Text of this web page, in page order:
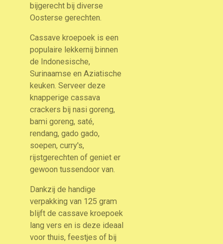
bijgerecht bij diverse
Oosterse gerechten.
Cassave kroepoek is een
populaire lekkernij binnen
de Indonesische,
Surinaamse en Aziatische
keuken. Serveer deze
knapperige cassava
crackers bij nasi goreng,
bami goreng, saté,
rendang, gado gado,
soepen, curry's,
rijstgerechten of geniet er
gewoon tussendoor van.
Dankzij de handige
verpakking van 125 gram
blijft de cassave kroepoek
lang vers en is deze ideaal
voor thuis, feestjes of bij